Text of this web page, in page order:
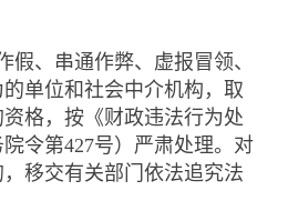
、串通作弊、虚报冒领、
单位和社会中介机构，取
格，按《财政违法行为处
令第427号）严肃处理。对
移交有关部门依法追究法